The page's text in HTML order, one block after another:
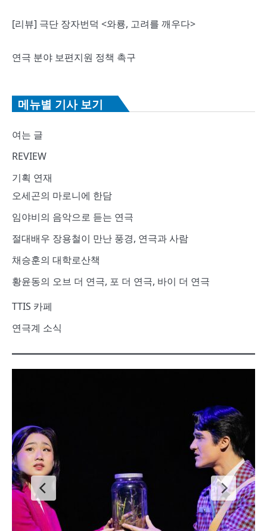
[리뷰] 극단 장자번덕 <와룡, 고려를 깨우다>
연극 분야 보편지원 정책 촉구
메뉴별 기사 보기
여는 글
REVIEW
기획 연재
오세곤의 마로니에 한담
임야비의 음악으로 듣는 연극
절대배우 장용철이 만난 풍경, 연극과 사람
채승훈의 대학로산책
황윤동의 오브 더 연극, 포 더 연극, 바이 더 연극
TTIS 카페
연극계 소식